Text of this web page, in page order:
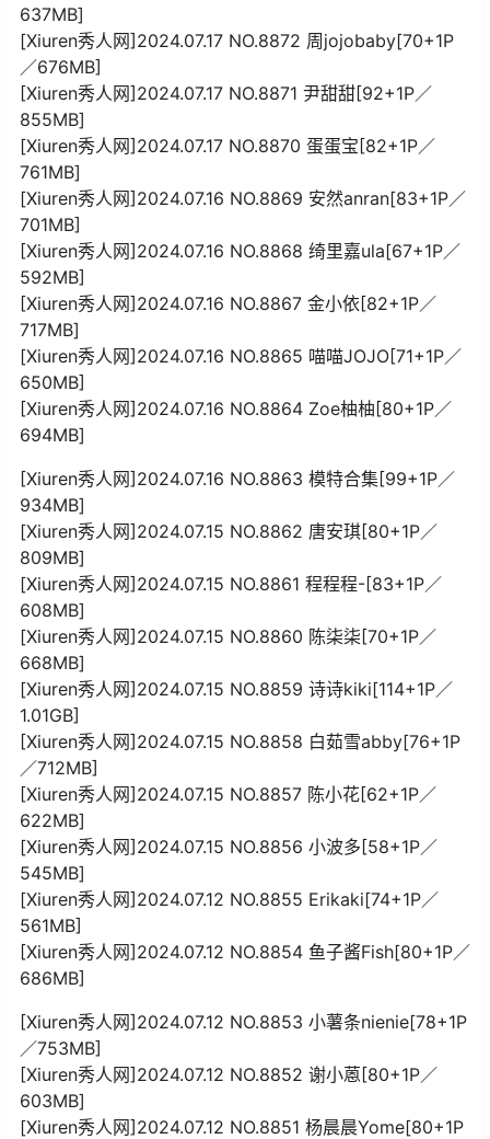
637MB]
[Xiuren秀人网]2024.07.17 NO.8872 周jojobaby[70+1P
／676MB]
[Xiuren秀人网]2024.07.17 NO.8871 尹甜甜[92+1P／
855MB]
[Xiuren秀人网]2024.07.17 NO.8870 蛋蛋宝[82+1P／
761MB]
[Xiuren秀人网]2024.07.16 NO.8869 安然anran[83+1P／
701MB]
[Xiuren秀人网]2024.07.16 NO.8868 绮里嘉ula[67+1P／
592MB]
[Xiuren秀人网]2024.07.16 NO.8867 金小依[82+1P／
717MB]
[Xiuren秀人网]2024.07.16 NO.8865 喵喵JOJO[71+1P／
650MB]
[Xiuren秀人网]2024.07.16 NO.8864 Zoe柚柚[80+1P／
694MB]
[Xiuren秀人网]2024.07.16 NO.8863 模特合集[99+1P／
934MB]
[Xiuren秀人网]2024.07.15 NO.8862 唐安琪[80+1P／
809MB]
[Xiuren秀人网]2024.07.15 NO.8861 程程程-[83+1P／
608MB]
[Xiuren秀人网]2024.07.15 NO.8860 陈柒柒[70+1P／
668MB]
[Xiuren秀人网]2024.07.15 NO.8859 诗诗kiki[114+1P／
1.01GB]
[Xiuren秀人网]2024.07.15 NO.8858 白茹雪abby[76+1P
／712MB]
[Xiuren秀人网]2024.07.15 NO.8857 陈小花[62+1P／
622MB]
[Xiuren秀人网]2024.07.15 NO.8856 小波多[58+1P／
545MB]
[Xiuren秀人网]2024.07.12 NO.8855 Erikaki[74+1P／
561MB]
[Xiuren秀人网]2024.07.12 NO.8854 鱼子酱Fish[80+1P／
686MB]
[Xiuren秀人网]2024.07.12 NO.8853 小薯条nienie[78+1P
／753MB]
[Xiuren秀人网]2024.07.12 NO.8852 谢小蒽[80+1P／
603MB]
[Xiuren秀人网]2024.07.12 NO.8851 杨晨晨Yome[80+1P